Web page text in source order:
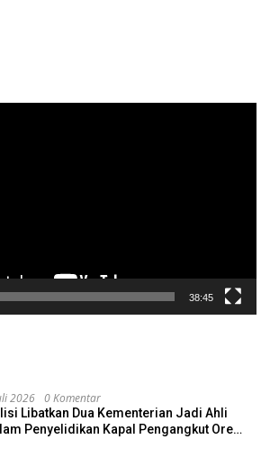
38:45
2026 0 Komentar
Libatkan Dua Kementerian Jadi Ahli
Penyelidikan Kapal Pengangkut Ore